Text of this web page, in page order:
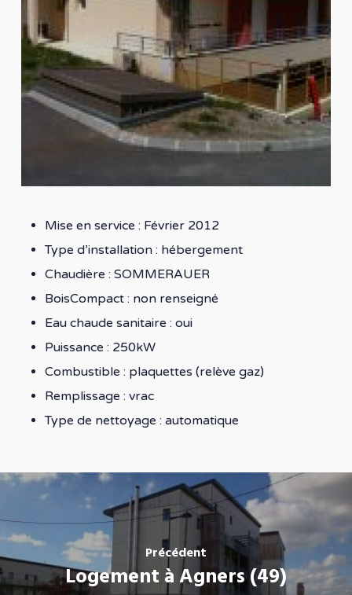
Mise en service : Février 2012
Type d’installation : hébergement
Chaudière : SOMMERAUER
BoisCompact : non renseigné
Eau chaude sanitaire : oui
Puissance : 250kW
Combustible : plaquettes (relève gaz)
Remplissage : vrac
Type de nettoyage : automatique
Précédent
Logement à Agners (49)